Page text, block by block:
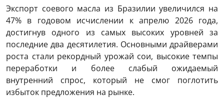
Экспорт соевого масла из Бразилии увеличился на
47% в годовом исчислении к апрелю 2026 года,
достигнув одного из самых высоких уровней за
последние два десятилетия. Основными драйверами
роста стали рекордный урожай сои, высокие темпы
переработки и более слабый ожидаемый
внутренний спрос, который не смог поглотить
избыток предложения на рынке.